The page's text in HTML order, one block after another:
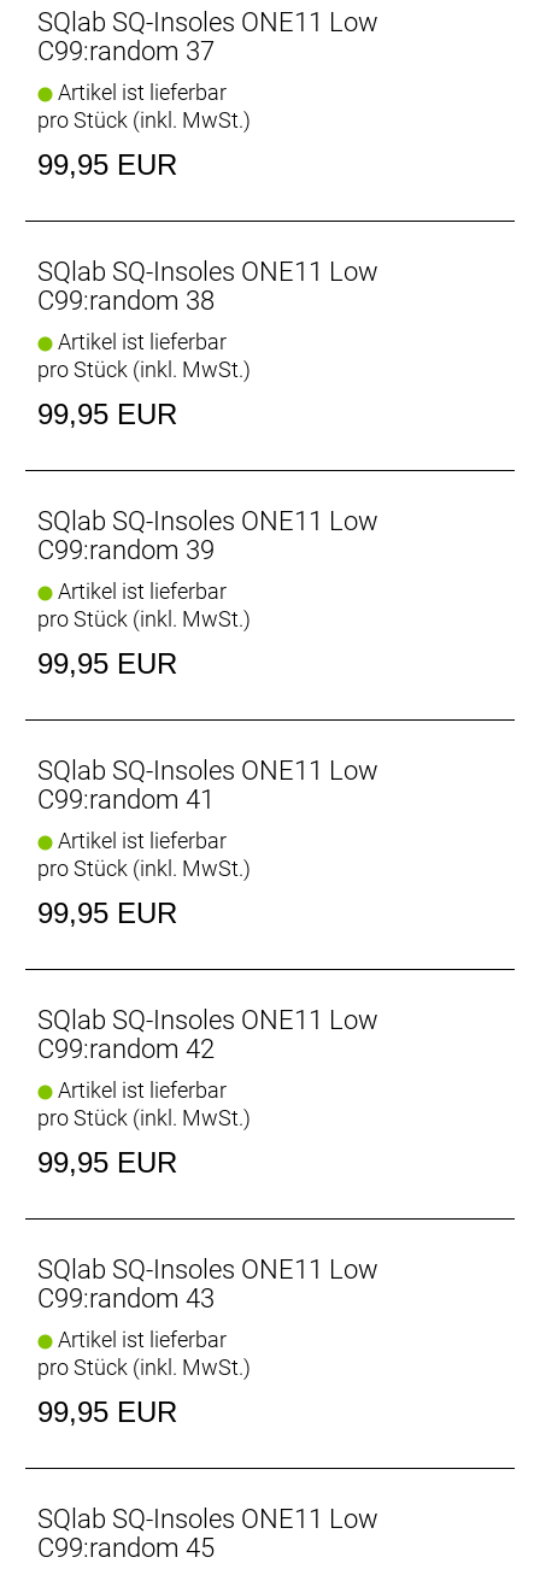
SQlab SQ-Insoles ONE11 Low
C99:random 37
Artikel ist lieferbar
pro Stück (inkl. MwSt.)
99,95 EUR
SQlab SQ-Insoles ONE11 Low
C99:random 38
Artikel ist lieferbar
pro Stück (inkl. MwSt.)
99,95 EUR
SQlab SQ-Insoles ONE11 Low
C99:random 39
Artikel ist lieferbar
pro Stück (inkl. MwSt.)
99,95 EUR
SQlab SQ-Insoles ONE11 Low
C99:random 41
Artikel ist lieferbar
pro Stück (inkl. MwSt.)
99,95 EUR
SQlab SQ-Insoles ONE11 Low
C99:random 42
Artikel ist lieferbar
pro Stück (inkl. MwSt.)
99,95 EUR
SQlab SQ-Insoles ONE11 Low
C99:random 43
Artikel ist lieferbar
pro Stück (inkl. MwSt.)
99,95 EUR
SQlab SQ-Insoles ONE11 Low
C99:random 45